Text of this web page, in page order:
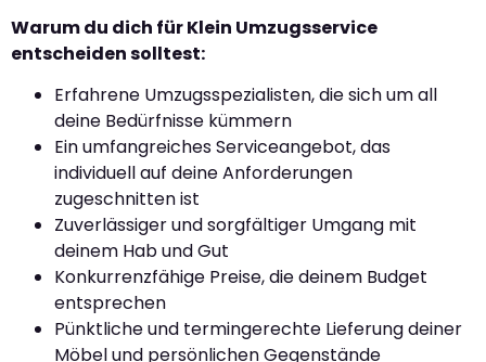
Warum du dich für Klein Umzugsservice
entscheiden solltest:
Erfahrene Umzugsspezialisten, die sich um all
deine Bedürfnisse kümmern
Ein umfangreiches Serviceangebot, das
individuell auf deine Anforderungen
zugeschnitten ist
Zuverlässiger und sorgfältiger Umgang mit
deinem Hab und Gut
Konkurrenzfähige Preise, die deinem Budget
entsprechen
Pünktliche und termingerechte Lieferung deiner
Möbel und persönlichen Gegenstände